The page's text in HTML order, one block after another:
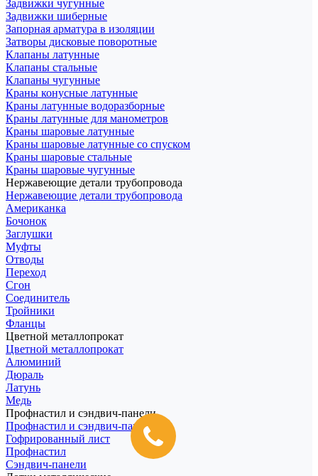
Задвижки чугунные
Задвижки шиберные
Запорная арматура в изоляции
Затворы дисковые поворотные
Клапаны латунные
Клапаны стальные
Клапаны чугунные
Краны конусные латунные
Краны латунные водоразборные
Краны латунные для манометров
Краны шаровые латунные
Краны шаровые латунные со спуском
Краны шаровые стальные
Краны шаровые чугунные
Нержавеющие детали трубопровода
Нержавеющие детали трубопровода
Американка
Бочонок
Заглушки
Муфты
Отводы
Переход
Сгон
Соединитель
Тройники
Фланцы
Цветной металлопрокат
Цветной металлопрокат
Алюминий
Дюраль
Латунь
Медь
Профнастил и сэндвич-панели
Профнастил и сэндвич-панели
Гофрированный лист
Профнастил
Сэндвич-панели